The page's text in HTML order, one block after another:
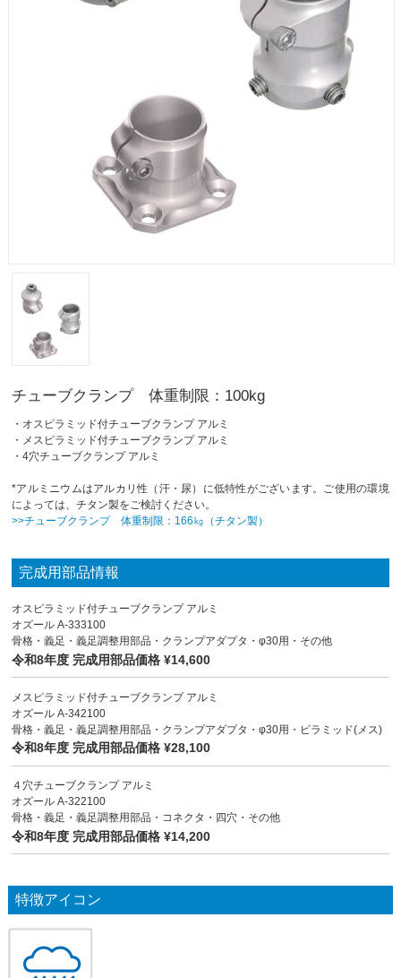
チューブクランプ 体重制限：100kg
・オスピラミッド付チューブクランプ アルミ
・メスピラミッド付チューブクランプ アルミ
・4穴チューブクランプ アルミ
*アルミニウムはアルカリ性（汗・尿）に低特性がございます。ご使用の環境
によっては、チタン製をご検討ください。
>>チューブクランプ 体重制限：166㎏（チタン製）
完成用部品情報
オスピラミッド付チューブクランプ アルミ
オズール A-333100
骨格・義足・義足調整用部品・クランプアダプタ・φ30用・その他
令和8年度 完成用部品価格 ¥14,600
メスピラミッド付チューブクランプ アルミ
オズール A-342100
骨格・義足・義足調整用部品・クランプアダプタ・φ30用・ピラミッド(メス)
令和8年度 完成用部品価格 ¥28,100
４穴チューブクランプ アルミ
オズール A-322100
骨格・義足・義足調整用部品・コネクタ・四穴・その他
令和8年度 完成用部品価格 ¥14,200
特徴アイコン